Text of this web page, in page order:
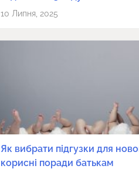
10 Липня, 2025
Як вибрати підгузки для
корисні поради батькам